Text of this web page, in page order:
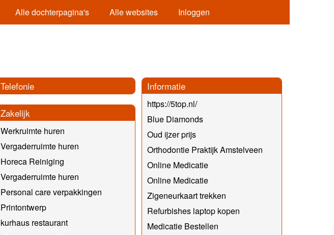
Alle dochterpagina's Alle websites Inloggen
Telefonie
Zakelijk
Werkruimte huren
Vergaderruimte huren
Horeca Reiniging
Vergaderruimte huren
Personal care verpakkingen
Printontwerp
kurhaus restaurant
Informatie
https://5top.nl/
Blue Diamonds
Oud ijzer prijs
Orthodontie Praktijk Amstelveen
Online Medicatie
Online Medicatie
Zigeneurkaart trekken
Refurbishes laptop kopen
Medicatie Bestellen